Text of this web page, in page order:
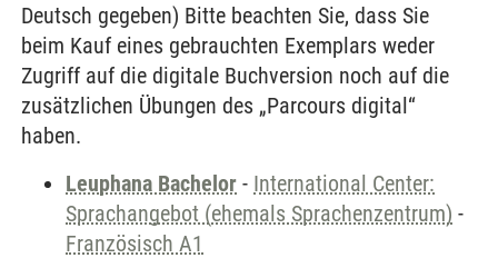
Deutsch gegeben) Bitte beachten Sie, dass Sie
beim Kauf eines gebrauchten Exemplars weder
Zugriff auf die digitale Buchversion noch auf die
zusätzlichen Übungen des „Parcours digital“
haben.
Leuphana Bachelor - International Center:
Sprachangebot (ehemals Sprachenzentrum) -
Französisch A1